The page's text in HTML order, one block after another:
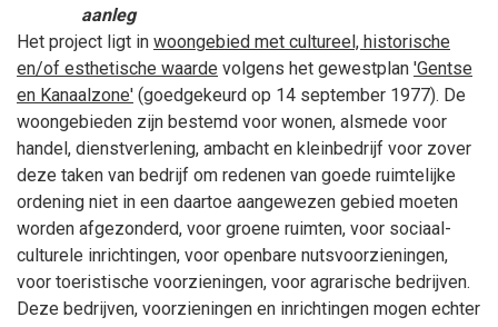
aanleg
Het project ligt in woongebied met cultureel, historische
en/of esthetische waarde volgens het gewestplan 'Gentse
en Kanaalzone' (goedgekeurd op 14 september 1977). De
woongebieden zijn bestemd voor wonen, alsmede voor
handel, dienstverlening, ambacht en kleinbedrijf voor zover
deze taken van bedrijf om redenen van goede ruimtelijke
ordening niet in een daartoe aangewezen gebied moeten
worden afgezonderd, voor groene ruimten, voor sociaal-
culturele inrichtingen, voor openbare nutsvoorzieningen,
voor toeristische voorzieningen, voor agrarische bedrijven.
Deze bedrijven, voorzieningen en inrichtingen mogen echter